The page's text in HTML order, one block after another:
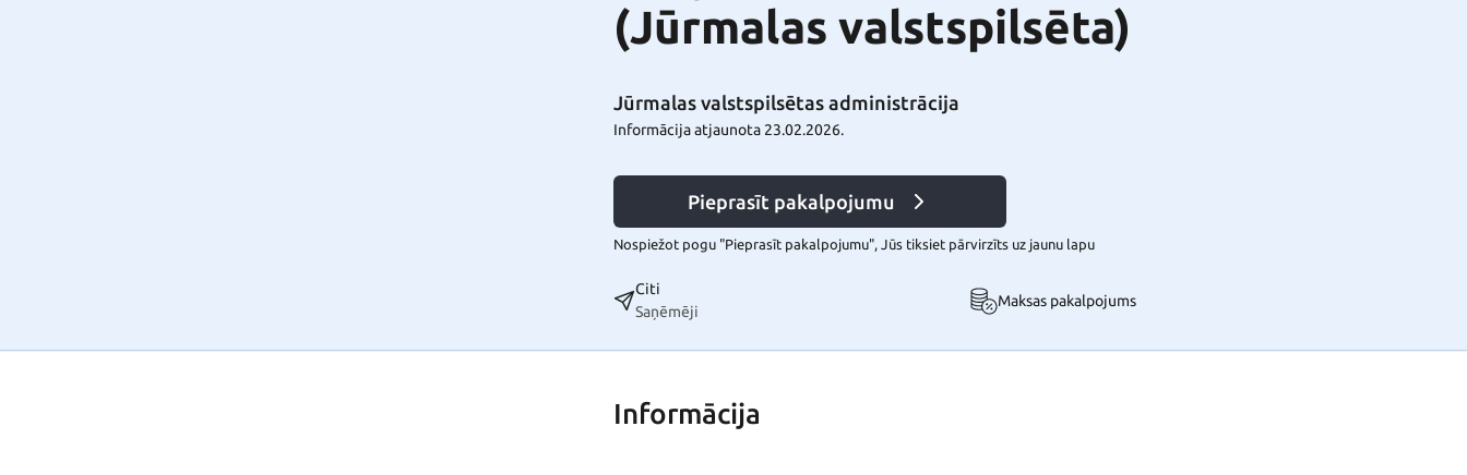
(Jūrmalas valstspilsēta)
Jūrmalas valstspilsētas administrācija
Informācija atjaunota 23.02.2026.
Pieprasīt pakalpojumu
Nospiežot pogu "Pieprasīt pakalpojumu", Jūs tiksiet pārvirzīts uz jaunu lapu
Citi
Saņēmēji
Maksas pakalpojums
Informācija